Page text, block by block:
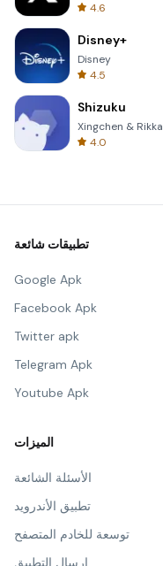
4.6
Disney+
Disney
4.5
Shizuku
Xingchen & Rikka
4.0
تطبيقات شائعة
Google Apk
Facebook Apk
Twitter apk
Telegram Apk
Youtube Apk
الميزات
الأسئلة الشائعة
تطبيق الأندرويد
توسعة للخادم المتصفح
إرسال التطبيق